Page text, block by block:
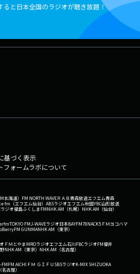
ると日本全国のラジオが聴き放題！
基づく表示
フォームラボについて
北海道） FM NORTH WAVEＲＡＢ青森放送エフエム青森
fm（エフエム仙台） ABSラジオエフエム秋田YBC山形放送
ラジオ福島ふくしまFMNHK AM（札幌） NHK AM（仙台）
TOKYO FMJ-WAVEラジオ日本BAYFM78NACK5 ＦＭヨコハマ
FM GUNMANHK AM（東京）
ＦＭとやまMROラジオエフエム石川FBCラジオFM福井
NHK AM（東京） NHK AM（名古屋）
FMFM AICHI ＦＭ ＧＩＦＵ SBSラジオK-MIX SHIZUOKA
古屋）